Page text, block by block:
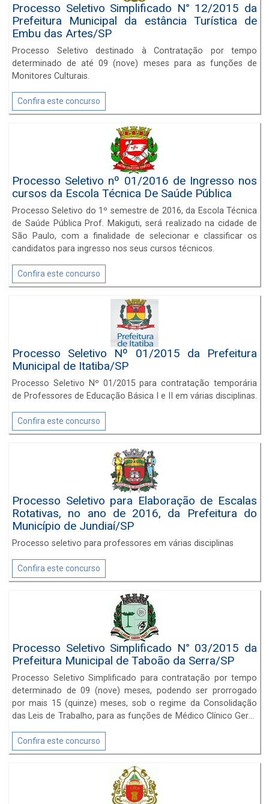
Processo Seletivo Simplificado N° 12/2015 da
Prefeitura Municipal da estância Turística de
Embu das Artes/SP
Processo Seletivo destinado à Contratação por tempo
determinado de até 09 (nove) meses para as funções de
Monitores Culturais.
Confira este concurso
Processo Seletivo nº 01/2016 de Ingresso nos
cursos da Escola Técnica De Saúde Pública
Processo Seletivo do 1º semestre de 2016, da Escola Técnica
de Saúde Pública Prof. Makiguti, será realizado na cidade de
São Paulo, com a finalidade de selecionar e classificar os
candidatos para ingresso nos seus cursos técnicos.
Confira este concurso
Processo Seletivo Nº 01/2015 da Prefeitura
Municipal de Itatiba/SP
Processo Seletivo Nº 01/2015 para contratação temporária
de Professores de Educação Básica I e II em várias disciplinas.
Confira este concurso
Processo Seletivo para Elaboração de Escalas
Rotativas, no ano de 2016, da Prefeitura do
Município de Jundiaí/SP
Processo seletivo para professores em várias disciplinas
Confira este concurso
Processo Seletivo Simplificado N° 03/2015 da
Prefeitura Municipal de Taboão da Serra/SP
Processo Seletivo Simplificado para contratação por tempo
determinado de 09 (nove) meses, podendo ser prorrogado
por mais 15 (quinze) meses, sob o regime da Consolidação
das Leis de Trabalho, para as funções de Médico Clínico Geral,
Médico Socorrista.
Confira este concurso